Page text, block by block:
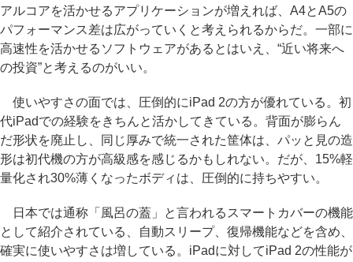
アルコアを活かせるアプリケーションが増えれば、A4とA5の
パフォーマンス差は広がっていくと考えられるからだ。一部に
高速性を活かせるソフトウェアがあるとはいえ、“近い将来へ
の投資”と考えるのがいい。
使いやすさの面では、圧倒的にiPad 2の方が優れている。初
代iPadでの経験をきちんと活かしてきている。背面が膨らん
だ形状を廃止し、同じ厚みで統一された筐体は、パッと見の造
形は初代機の方が高級感を感じるかもしれない。だが、15%軽
量化され30%薄くなったボディは、圧倒的に持ちやすい。
日本では通称「風呂の蓋」と言われるスマートカバーの機能
として紹介されている、自動スリープ、復帰機能などを含め、
確実に使いやすさは増している。iPadに対してiPad 2の性能が